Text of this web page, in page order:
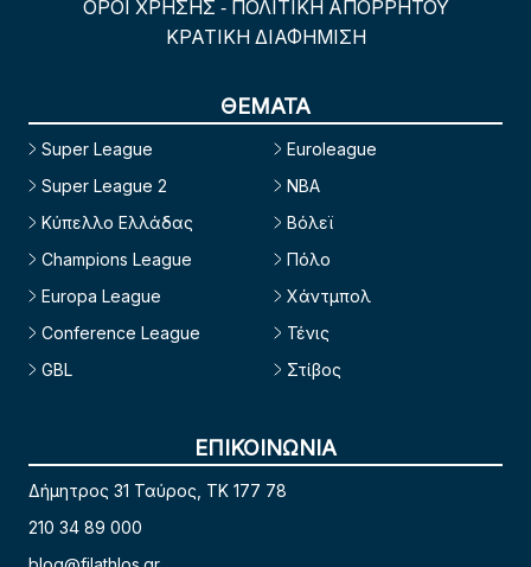
ΟΡΟΙ ΧΡΗΣΗΣ - ΠΟΛΙΤΙΚΗ ΑΠΟΡΡΗΤΟΥ
ΚΡΑΤΙΚΗ ΔΙΑΦΗΜΙΣΗ
ΘΕΜΑΤΑ
Super League
Super League 2
Κύπελλο Ελλάδας
Champions League
Europa League
Conference League
GBL
Euroleague
NBA
Βόλεϊ
Πόλο
Χάντμπολ
Τένις
Στίβος
ΕΠΙΚΟΙΝΩΝΙΑ
Δήμητρος 31 Ταύρος, TK 177 78
210 34 89 000